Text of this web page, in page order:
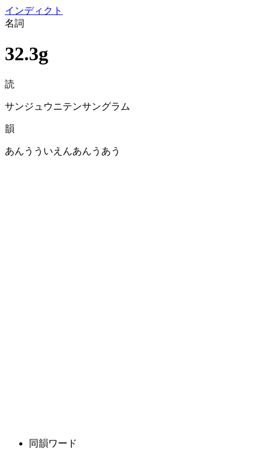
インディクト
名詞
32.3g
読
サンジュウニテンサングラム
韻
あんうういえんあんうあう
同韻ワード